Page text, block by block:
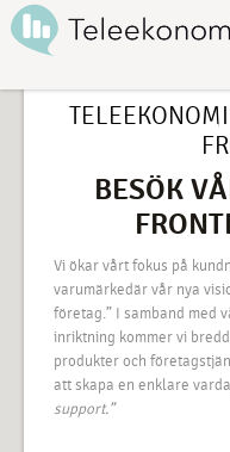
BESÖK
Vi ökar vårt fokus på
varumärkedär vår nya
företag.”
I samband med
inriktning kommer vi
produkter och
att skapa en enklare
support.”